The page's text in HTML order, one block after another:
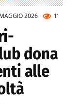
2026 1’
dona
alle